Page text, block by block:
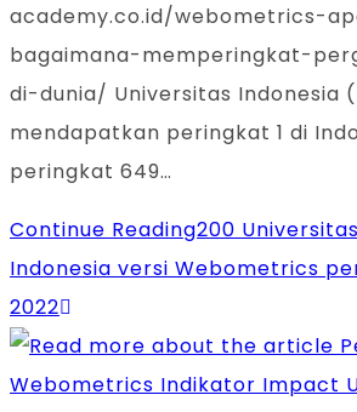
academy.co.id/webometrics-
bagaimana-memperingkat-
di-dunia/ Universitas Indonesia (
mendapatkan peringkat 1 di
peringkat 649…
Continue Reading200
Indonesia versi Webometrics
2022